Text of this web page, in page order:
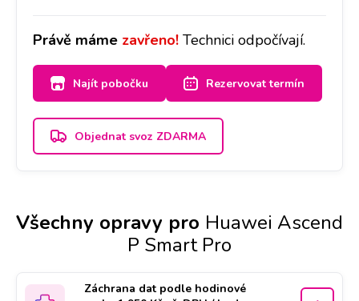
Právě máme zavřeno! Technici odpočívají.
Najít pobočku Rezervovat termín
Objednat svoz ZDARMA
Všechny opravy pro Huawei Ascend
P Smart Pro
Záchrana dat podle hodinové